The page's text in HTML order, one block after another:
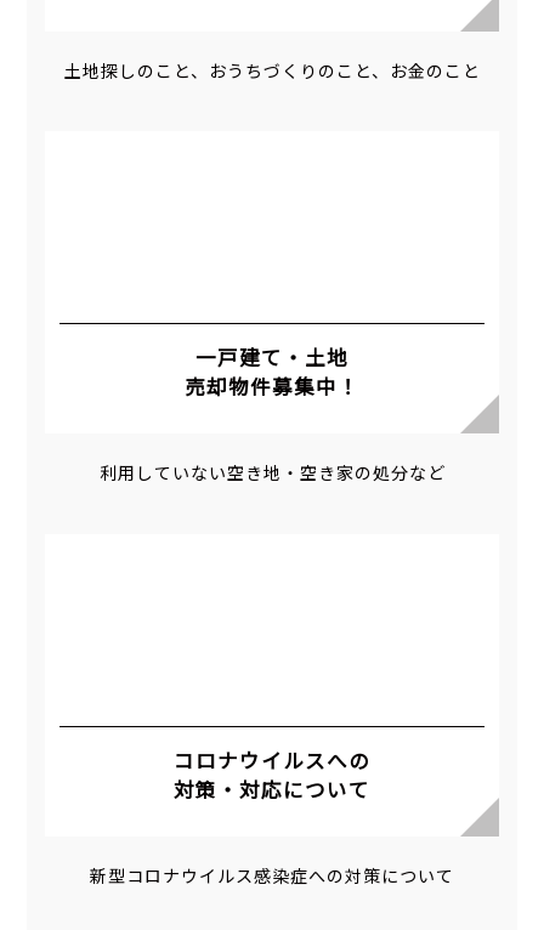
土地探しのこと、おうちづくりのこと、お金のこと
一戸建て・土地
売却物件募集中！
利用していない空き地・空き家の処分など
コロナウイルスへの
対策・対応について
新型コロナウイルス感染症への対策について